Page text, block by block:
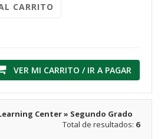
CARRITO
VER MI CARRITO / IR A PAGAR
Center » Segundo Grado
Total de resultados: 6